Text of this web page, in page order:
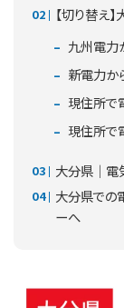
【切り替え
九州電力
新電力か
現住所で
現住所で
大分県│電
大分県での
ーへ